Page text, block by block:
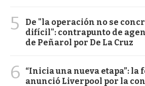
5
De "la operación no se
difícil": contrapunto de
de Peñarol por De La Cruz
6
“Inicia una nueva etapa”: la
anunció Liverpool por la